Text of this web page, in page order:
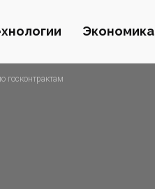
Экономика
госконтрактам